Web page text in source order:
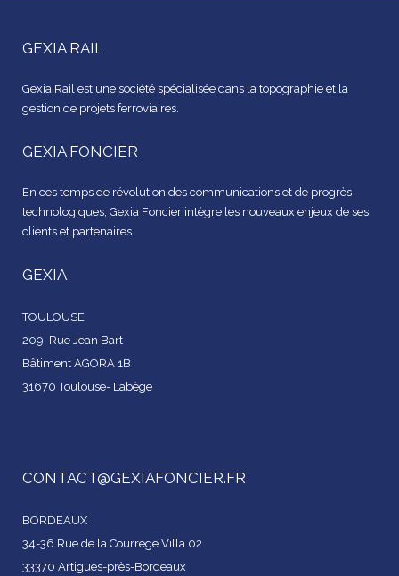
GEXIA RAIL
Gexia Rail est une société spécialisée dans la topographie et la
gestion de projets ferroviaires.
GEXIA FONCIER
En ces temps de révolution des communications et de progrès
technologiques, Gexia Foncier intègre les nouveaux enjeux de ses
clients et partenaires.
GEXIA
TOULOUSE
209, Rue Jean Bart
Bâtiment AGORA 1B
31670 Toulouse- Labège
CONTACT@GEXIAFONCIER.FR
BORDEAUX
34-36 Rue de la Courrege Villa 02
33370 Artigues-près-Bordeaux